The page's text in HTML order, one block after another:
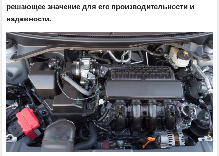
решающее значение для его производительности и
надежности.